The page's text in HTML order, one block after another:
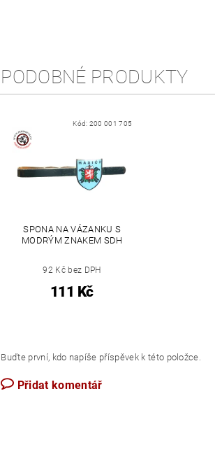
PODOBNÉ PRODUKTY
Kód: 200 001 705
SPONA NA VÁZANKU S
MODRÝM ZNAKEM SDH
92 Kč bez DPH
111 Kč
Buďte první, kdo napíše příspěvek k této položce.
Přidat komentář